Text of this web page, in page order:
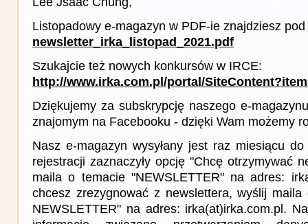
Listopadowy e-magazyn w PDF-ie znajdziesz
newsletter_irka_listopad_2021.pdf
Szukajcie też nowych konkursów w IRCE:
http://www.irka.com.pl/portal/
Dziękujemy za subskrypcję naszego e-
znajomym na Facebooku - dzięki Wam możemy
Nasz e-magazyn wysyłany jest raz miesiącu
rejestracji zaznaczyły opcję "Chcę otrzymywać
maila o temacie "NEWSLETTER" na adres:
chcesz zrezygnować z newslettera, wyślij
NEWSLETTER" na adres: irka(at)irka.com.pl.